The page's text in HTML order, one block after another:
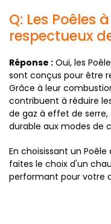
Q: Les Poêles
respectueux
Réponse : Oui, les
sont conçus pour être
Grâce à leur
contribuent à réduire
de gaz à effet de
durable aux modes de
En choisissant un Poêle
faites le choix d'un
performant pour votre